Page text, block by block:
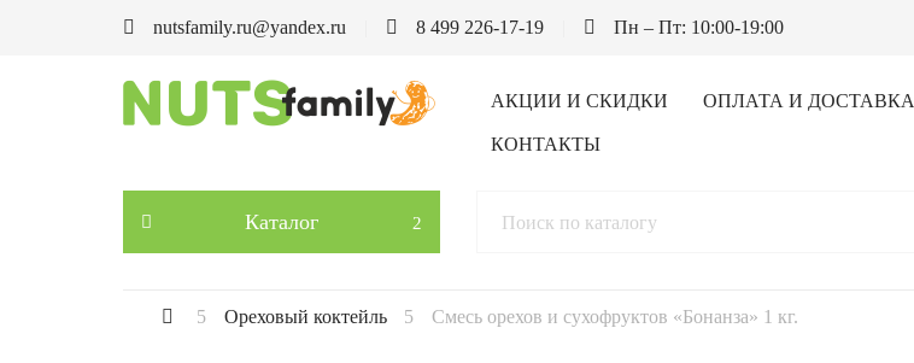
nutsfamily.ru@yandex.ru 8 499 226-17-19 Пн – Пт: 10:00-19:00
АКЦИИ И СКИДКИ ОПЛАТА И ДОСТАВКА
КОНТАКТЫ
Каталог
Ореховый коктейль Смесь орехов и сухофруктов «Бонанза» 1 кг.